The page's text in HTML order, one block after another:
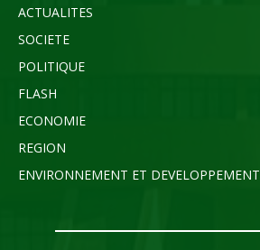
ACTUALITES
SOCIETE
POLITIQUE
FLASH
ECONOMIE
REGION
ENVIRONNEMENT ET DEVELOPPEMENT